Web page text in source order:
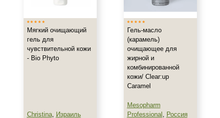
Мягкий очищающий
гель для
чувствительной кожи
- Bio Phyto
Christina, Израиль
Гель-масло
(карамель)
очищающее для
жирной и
комбинированной
кожи/ Clear:up
Caramel
Mesopharm
Professional , Россия